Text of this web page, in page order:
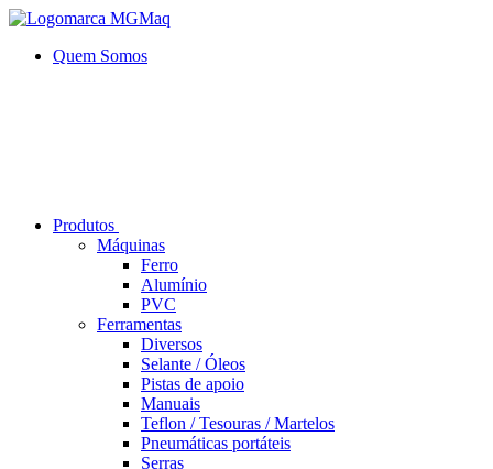
Quem Somos
Produtos
Máquinas
Ferro
Alumí­nio
PVC
Ferramentas
Diversos
Selante / Óleos
Pistas de apoio
Manuais
Teflon / Tesouras / Martelos
Pneumáticas portáteis
Serras